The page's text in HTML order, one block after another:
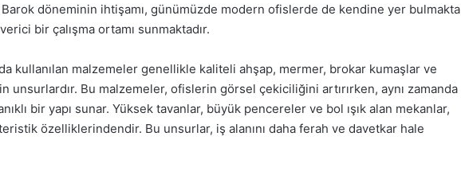
Barok döneminin ihtişamı, günümüzde modern ofislerde de kendine yer bulmakta
bir çalışma ortamı sunmaktadır.
kullanılan malzemeler genellikle kaliteli ahşap, mermer, brokar kumaşlar ve
unsurlardır. Bu malzemeler, ofislerin görsel çekiciliğini artırırken, aynı zamanda
bir yapı sunar. Yüksek tavanlar, büyük pencereler ve bol ışık alan mekanlar,
özelliklerindendir. Bu unsurlar, iş alanını daha ferah ve davetkar hale